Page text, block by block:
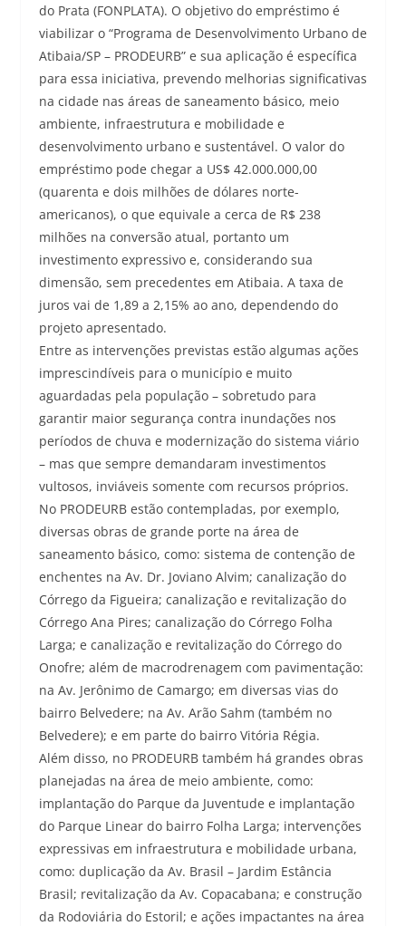
do Prata (FONPLATA). O objetivo do empréstimo é
viabilizar o “Programa de Desenvolvimento Urbano de
Atibaia/SP – PRODEURB” e sua aplicação é específica
para essa iniciativa, prevendo melhorias significativas
na cidade nas áreas de saneamento básico, meio
ambiente, infraestrutura e mobilidade e
desenvolvimento urbano e sustentável. O valor do
empréstimo pode chegar a US$ 42.000.000,00
(quarenta e dois milhões de dólares norte-
americanos), o que equivale a cerca de R$ 238
milhões na conversão atual, portanto um
investimento expressivo e, considerando sua
dimensão, sem precedentes em Atibaia. A taxa de
juros vai de 1,89 a 2,15% ao ano, dependendo do
projeto apresentado.
Entre as intervenções previstas estão algumas ações
imprescindíveis para o município e muito
aguardadas pela população – sobretudo para
garantir maior segurança contra inundações nos
períodos de chuva e modernização do sistema viário
– mas que sempre demandaram investimentos
vultosos, inviáveis somente com recursos próprios.
No PRODEURB estão contempladas, por exemplo,
diversas obras de grande porte na área de
saneamento básico, como: sistema de contenção de
enchentes na Av. Dr. Joviano Alvim; canalização do
Córrego da Figueira; canalização e revitalização do
Córrego Ana Pires; canalização do Córrego Folha
Larga; e canalização e revitalização do Córrego do
Onofre; além de macrodrenagem com pavimentação:
na Av. Jerônimo de Camargo; em diversas vias do
bairro Belvedere; na Av. Arão Sahm (também no
Belvedere); e em parte do bairro Vitória Régia.
Além disso, no PRODEURB também há grandes obras
planejadas na área de meio ambiente, como:
implantação do Parque da Juventude e implantação
do Parque Linear do bairro Folha Larga; intervenções
expressivas em infraestrutura e mobilidade urbana,
como: duplicação da Av. Brasil – Jardim Estância
Brasil; revitalização da Av. Copacabana; e construção
da Rodoviária do Estoril; e ações impactantes na área